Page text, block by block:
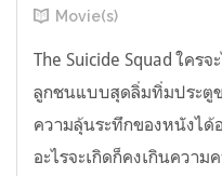
Movie(s)
The Suicide Squad ใคร
ลูกชนแบบสุดลิ่มทิ่มประตู
ความลุ้นระทึกของหนังได้
อะไรจะเกิดก็คงเกินควา